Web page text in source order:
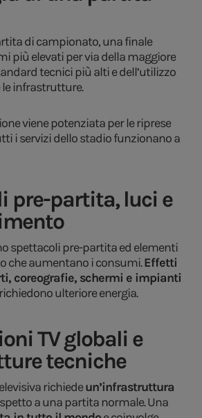
di campionato, una finale
più elevati per via della maggiore
tecnici più alti e dell’utilizzo
infrastrutture.
viene potenziata per le riprese
i servizi dello stadio funzionano a
pre-partita, luci e
spettacoli pre-partita ed elementi
che aumentano i consumi.Effetti
coreografie, schermi e impianti
ulteriore energia.
TV globali e
tecniche
richiedeun’infrastruttura
a una partita normale. Una